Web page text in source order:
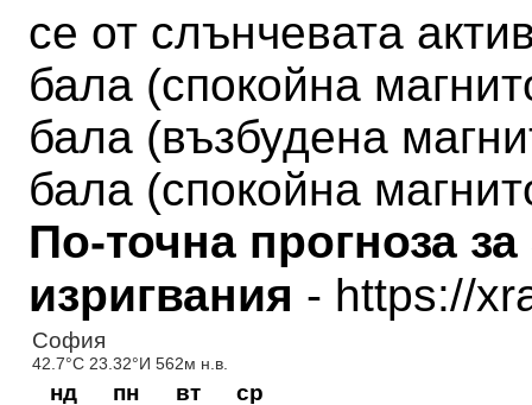
се от слънчевата
бала (спокойна
бала (възбудена
бала (спокойна
По-точна прогноза
изригвания - https://